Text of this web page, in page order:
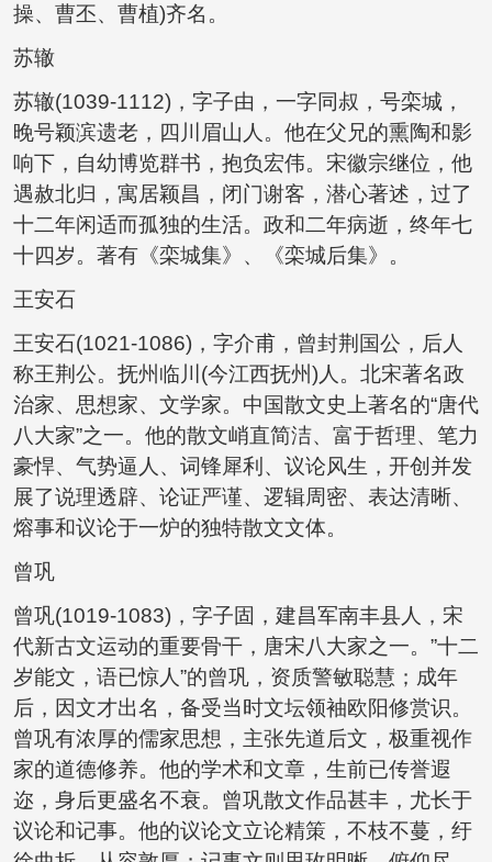
操、曹丕、曹植)齐名。
苏辙
苏辙(1039-1112)，字子由，一字同叔，号栾城，
晚号颖滨遗老，四川眉山人。他在父兄的熏陶和影
响下，自幼博览群书，抱负宏伟。宋徽宗继位，他
遇赦北归，寓居颖昌，闭门谢客，潜心著述，过了
十二年闲适而孤独的生活。政和二年病逝，终年七
十四岁。著有《栾城集》、《栾城后集》。
王安石
王安石(1021-1086)，字介甫，曾封荆国公，后人
称王荆公。抚州临川(今江西抚州)人。北宋著名政
治家、思想家、文学家。中国散文史上著名的“唐代
八大家”之一。他的散文峭直简洁、富于哲理、笔力
豪悍、气势逼人、词锋犀利、议论风生，开创并发
展了说理透辟、论证严谨、逻辑周密、表达清晰、
熔事和议论于一炉的独特散文文体。
曾巩
曾巩(1019-1083)，字子固，建昌军南丰县人，宋
代新古文运动的重要骨干，唐宋八大家之一。”十二
岁能文，语已惊人”的曾巩，资质警敏聪慧；成年
后，因文才出名，备受当时文坛领袖欧阳修赏识。
曾巩有浓厚的儒家思想，主张先道后文，极重视作
家的道德修养。他的学术和文章，生前已传誉遐
迩，身后更盛名不衰。曾巩散文作品甚丰，尤长于
议论和记事。他的议论文立论精策，不枝不蔓，纡